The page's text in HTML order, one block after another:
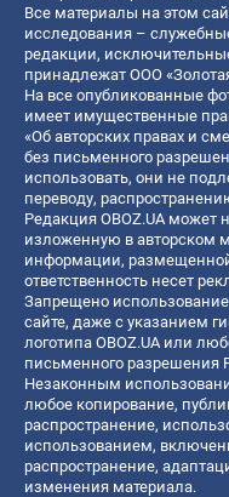
Все материалы на этом
исследования –
редакции,
принадлежат ООО
На все опубликованные
имеет имущественные
«Об авторских правах и
без письменного
использовать, они не
переводу,
Редакция OBOZ.UA может
изложенную в авторском
информации,
ответственность несет
Запрещено
сайте, даже с указанием
логотипа OBOZ.UA или
письменного разрешения
Незаконным
любое копирование,
распространение,
использованием,
распространение,
изменения материала.